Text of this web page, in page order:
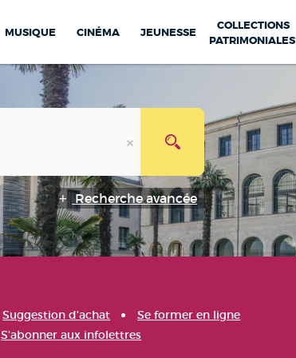
MUSIQUE CINÉMA JEUNESSE
COLLECTIONS
PATRIMONIALES
Recherche avancée
Suggestion d'achat
Se former en ligne
S'abonner aux infolettres